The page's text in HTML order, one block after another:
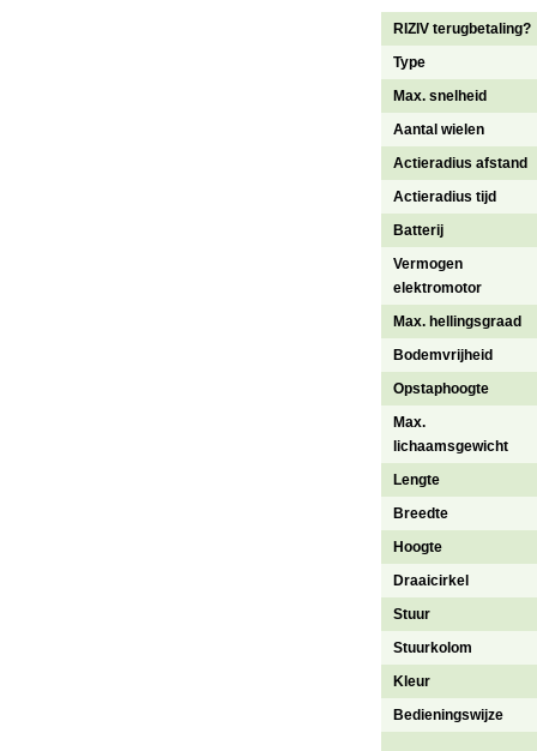
RIZIV terugbetaling?
Type
Max. snelheid
Aantal wielen
Actieradius afstand
Actieradius tijd
Batterij
Vermogen
elektromotor
Max. hellingsgraad
Bodemvrijheid
Opstaphoogte
Max.
lichaamsgewicht
Lengte
Breedte
Hoogte
Draaicirkel
Stuur
Stuurkolom
Kleur
Bedieningswijze